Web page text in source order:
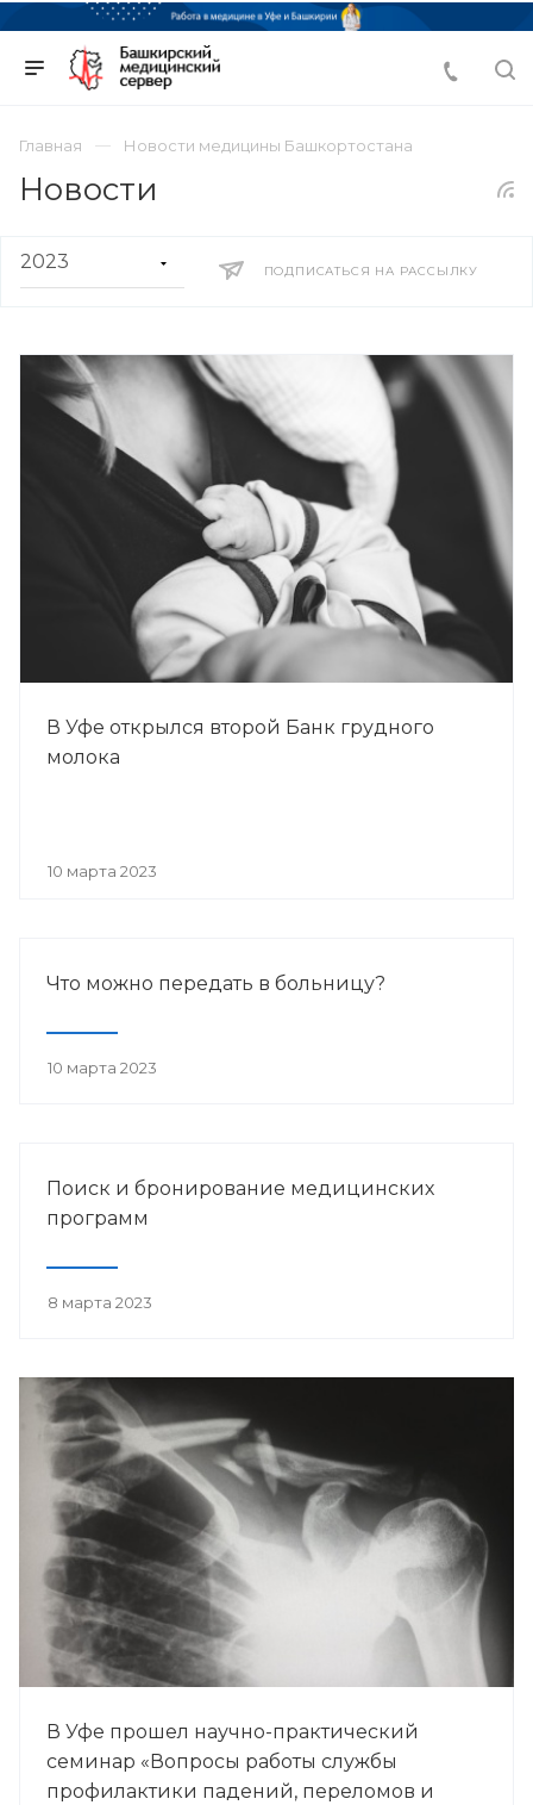
Главная Новости медицины Башкортостана
Новости
ПОДПИСАТЬСЯ НА РАССЫЛКУ
В Уфе открылся второй Банк грудного
молока
10 марта 2023
Что можно передать в больницу?
10 марта 2023
Поиск и бронирование медицинских
программ
8 марта 2023
В Уфе прошел научно-практический
семинар «Вопросы работы службы
профилактики падений, переломов и